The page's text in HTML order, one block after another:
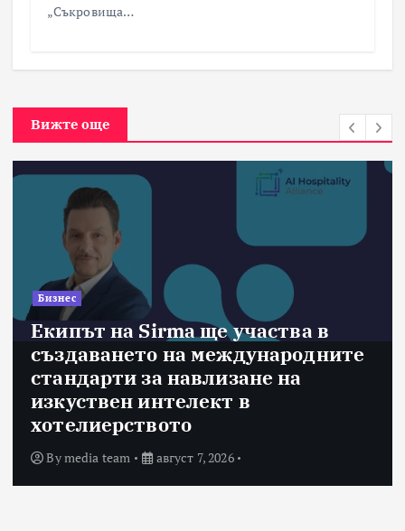
„Съкровища…
Вижте още
Бизнес
Екипът на Sirma ще участва в
създаването на международните
стандарти за навлизане на
изкуствен интелект в
хотелиерството
Bymedia team август 7, 2026